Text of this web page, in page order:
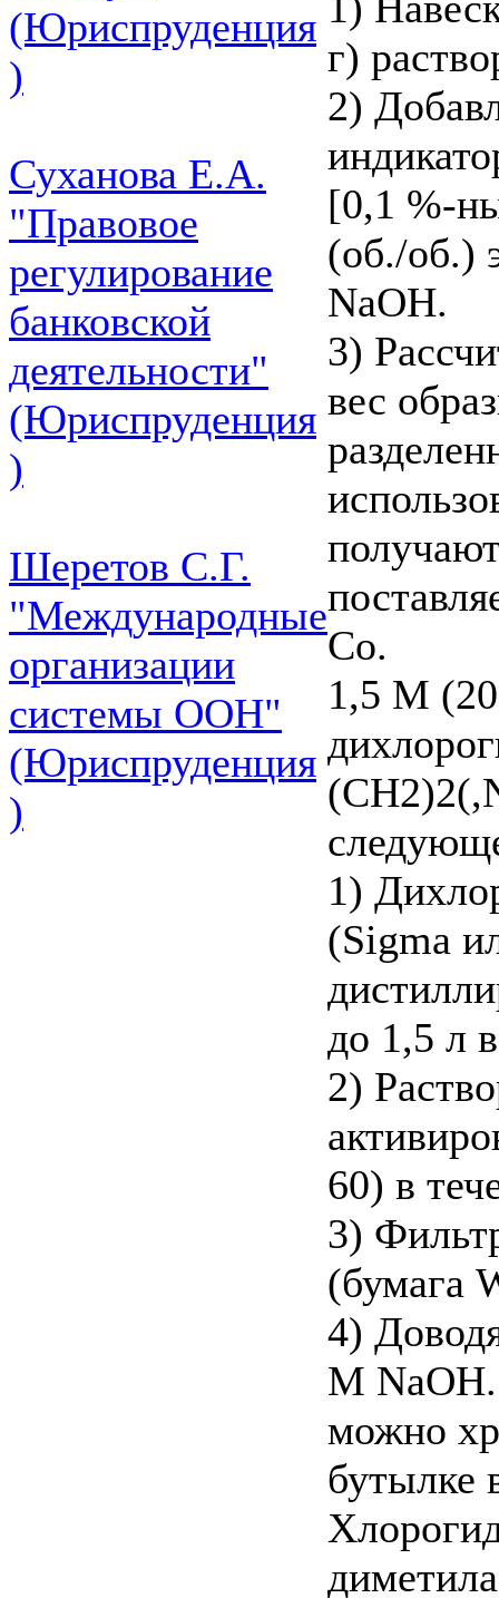
(Юриспруденция
)
Суханова Е.А.
"Правовое
регулирование
банковской
деятельности"
(Юриспруденция
)
Шеретов С.Г.
"Международные
организации
системы ООН"
(Юриспруденция
)
г)
2)
[0,1 %-
(об./об.)
NaOH.
3)
вес
Co.
1,5 M
1)
(Sigma
до 1,5 л
2)
60) в
3)
(бумага
4)
M
можно
бутылке